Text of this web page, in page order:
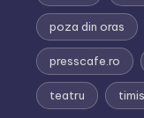
poza din oras
presscafe.ro
teatru